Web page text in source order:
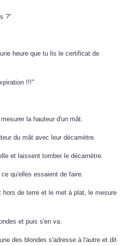
?"
heure que tu lis le certificat de
!!!"
la hauteur d'un mât.
du mât avec leur décamètre.
et laissent tomber le décamètre.
qu'elles essaient de faire.
hors de terre et le met à plat, le mesure
et puis s'en va.
des blondes s'adresse à l'autre et dit